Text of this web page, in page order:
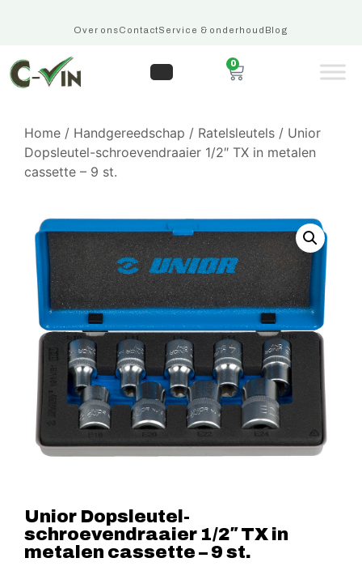
Over onsContactService & onderhoudBlog
0
Home / Handgereedschap / Ratelsleutels / Unior
Dopsleutel-schroevendraaier 1/2″ TX in metalen
cassette – 9 st.
Unior Dopsleutel-
schroevendraaier 1/2″ TX in
metalen cassette – 9 st.